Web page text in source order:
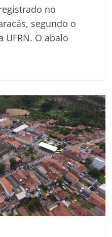
no
segundo o
UFRN. O abalo